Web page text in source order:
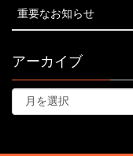
重要なお知らせ
アーカイブ